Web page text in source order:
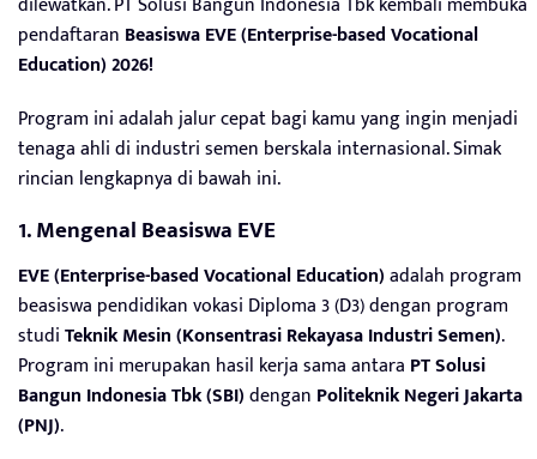
pendaftaran Beasiswa EVE (Enterprise-based Vocational
Education) 2026!
Program ini adalah jalur cepat bagi kamu yang ingin menjadi
tenaga ahli di industri semen berskala internasional. Simak
rincian lengkapnya di bawah ini.
1. Mengenal Beasiswa EVE
EVE (Enterprise-based Vocational Education)adalah program
beasiswa pendidikan vokasi Diploma 3 (D3) dengan program
studiTeknik Mesin (Konsentrasi Rekayasa Industri Semen).
Program ini merupakan hasil kerja sama antara PT Solusi
Bangun Indonesia Tbk (SBI)dengan Politeknik Negeri Jakarta
(PNJ).